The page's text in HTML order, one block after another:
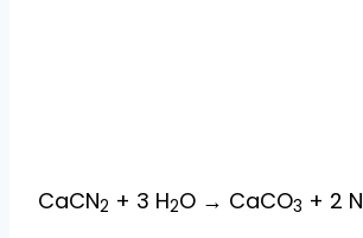
CaCN2 + 3 H2O → CaCO3 + 2